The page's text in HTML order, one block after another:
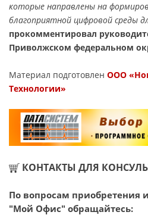
которые направлены на
благоприятной цифровой среды
прокомментировал
Приволжском федеральном
Материал подготовлен ООО
Технологии»
КОНТАКТЫ ДЛЯ
По вопросам приобретения
"Мой Офис" обращайтесь: